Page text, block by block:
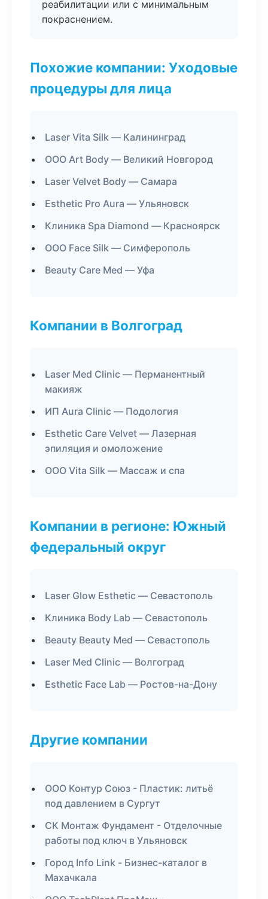
реабилитации или с минимальным
покраснением.
Похожие компании: Уходовые
процедуры для лица
Laser Vita Silk — Калининград
ООО Art Body — Великий Новгород
Laser Velvet Body — Самара
Esthetic Pro Aura — Ульяновск
Клиника Spa Diamond — Красноярск
ООО Face Silk — Симферополь
Beauty Care Med — Уфа
Компании в Волгоград
Laser Med Clinic — Перманентный
макияж
ИП Aura Clinic — Подология
Esthetic Care Velvet — Лазерная
эпиляция и омоложение
ООО Vita Silk — Массаж и спа
Компании в регионе: Южный
федеральный округ
Laser Glow Esthetic — Севастополь
Клиника Body Lab — Севастополь
Beauty Beauty Med — Севастополь
Laser Med Clinic — Волгоград
Esthetic Face Lab — Ростов-на-Дону
Другие компании
ООО Контур Союз - Пластик: литьё
под давлением в Сургут
СК Монтаж Фундамент - Отделочные
работы под ключ в Ульяновск
Город Info Link - Бизнес-каталог в
Махачкала